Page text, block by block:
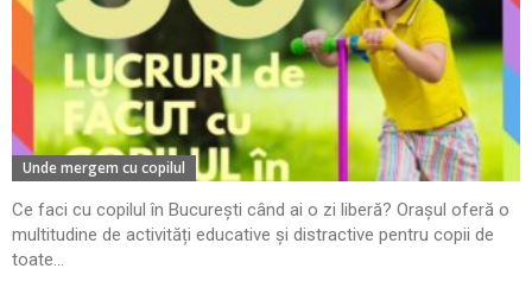
Unde mergem cu copilul
Ce faci cu copilul în București când ai o zi liberă? Orașul oferă o
multitudine de activități educative și distractive pentru copii de
toate...